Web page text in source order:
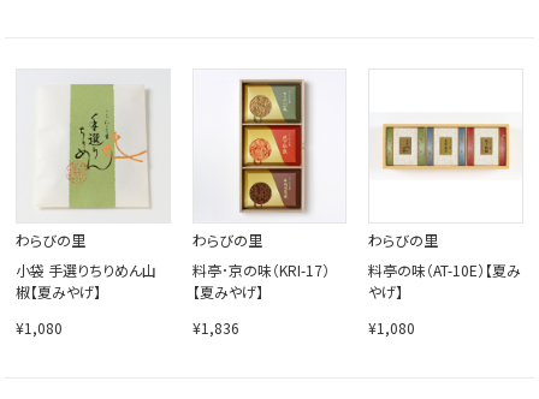
わらびの里
小袋 手選りちりめん山
椒【夏みやげ】
¥1,080
わらびの里
料亭･京の味（KRI-17）
【夏みやげ】
¥1,836
わらびの里
料亭の味（AT-10E）【夏み
やげ】
¥1,080